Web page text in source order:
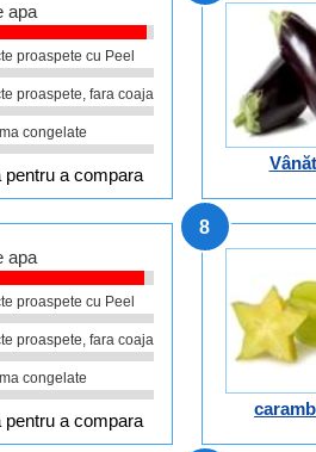
apa
proaspete cu Peel
proaspete, fara coaja
congelate
pentru a compara
apa
proaspete cu Peel
proaspete, fara coaja
congelate
pentru a compara
8